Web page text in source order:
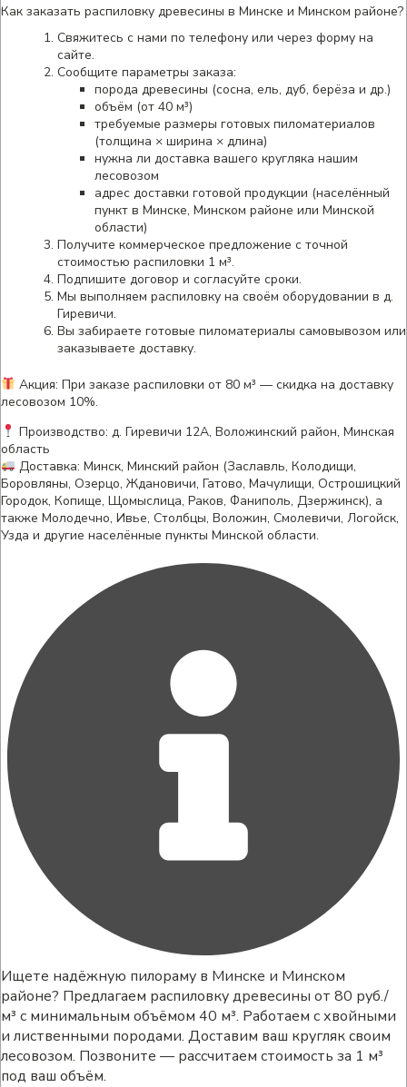
Как заказать распиловку древесины в Минске и Минском районе?
Свяжитесь с нами по телефону или через форму на
сайте.
Сообщите параметры заказа:
порода древесины (сосна, ель, дуб, берёза и др.)
объём (от 40 м³)
требуемые размеры готовых пиломатериалов
(толщина × ширина × длина)
нужна ли доставка вашего кругляка нашим
лесовозом
адрес доставки готовой продукции (населённый
пункт в Минске, Минском районе или Минской
области)
Получите коммерческое предложение с точной
стоимостью распиловки 1 м³.
Подпишите договор и согласуйте сроки.
Мы выполняем распиловку на своём оборудовании в д.
Гиревичи.
Вы забираете готовые пиломатериалы самовывозом или
заказываете доставку.
Акция: При заказе распиловки от 80 м³ — скидка на доставку
лесовозом 10%.
Производство: д. Гиревичи 12А, Воложинский район, Минская
область
Доставка: Минск, Минский район (Заславль, Колодищи,
Боровляны, Озерцо, Ждановичи, Гатово, Мачулищи, Острошицкий
Городок, Копище, Щомыслица, Раков, Фаниполь, Дзержинск), а
также Молодечно, Ивье, Столбцы, Воложин, Смолевичи, Логойск,
Узда и другие населённые пункты Минской области.
Ищете надёжную пилораму в Минске и Минском
районе? Предлагаем распиловку древесины от 80 руб./
м³ с минимальным объёмом 40 м³. Работаем с хвойными
и лиственными породами. Доставим ваш кругляк своим
лесовозом. Позвоните — рассчитаем стоимость за 1 м³
под ваш объём.